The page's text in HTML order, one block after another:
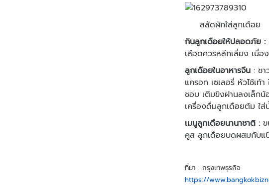
สลัดผักใส่ลูกเดือย
กินลูกเดือยให้ปลอดภัย :
เลือดควรหลีกเลี่ยง เนื่อ
ลูกเดือยในอาหารจีน: ช
แครอท เซเลอรี่ หัวไช้เ
ชอบ เติมขิงฝานลงเล็กน้
เครื่องดื่มลูกเดือยต้ม ใส่
เมนูลูกเดือยนานาชาติ:
คูส ลูกเดือยบดผสมกับแ
ที่มา : กรุงเทพธุรกิจ
https://